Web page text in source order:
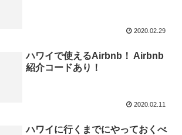
2020.02.29
ハワイで使えるAirbnb！ Airbnb
紹介コードあり！
2020.02.11
ハワイに行くまでにやっておくべ